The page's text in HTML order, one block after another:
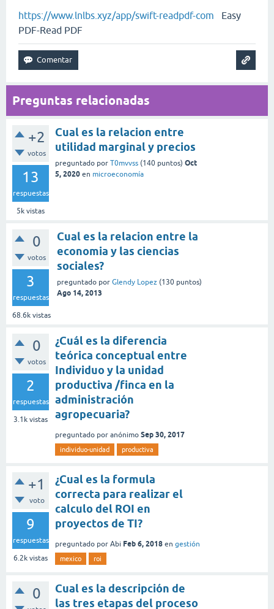
https://www.lnlbs.xyz/app/swift-readpdf-com Easy
PDF-Read PDF
Preguntas relacionadas
+2
votos
13
respuestas
5k vistas
Cual es la relacion entre
utilidad marginal y precios
preguntado por T0mvvss (140 puntos) Oct
5, 2020 en microeconomía
0
votos
3
respuestas
68.6k vistas
Cual es la relacion entre la
economia y las ciencias
sociales?
preguntado por Glendy Lopez (130 puntos)
Ago 14, 2013
0
votos
2
respuestas
3.1k vistas
¿Cuál es la diferencia
teórica conceptual entre
Individuo y la unidad
productiva /finca en la
administración
agropecuaria?
preguntado por anónimo Sep 30, 2017
individuo-unidad productiva
+1
voto
9
respuestas
6.2k vistas
¿Cual es la formula
correcta para realizar el
calculo del ROI en
proyectos de TI?
preguntado por Abi Feb 6, 2018 en gestión
mexico roi
0
Cual es la descripción de
las tres etapas del proceso